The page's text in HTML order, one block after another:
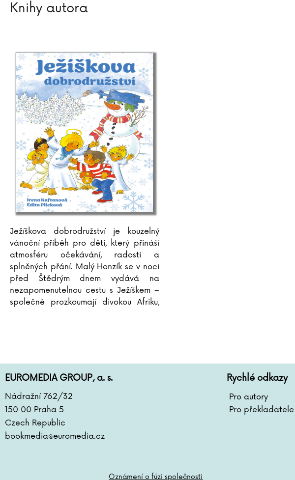
Knihy autora
Ježíškova dobrodružství je kouzelný
vánoční příběh pro děti, který přináší
atmosféru očekávání, radosti a
splněných přání. Malý Honzík se v noci
před Štědrým dnem vydává na
nezapomenutelnou cestu s Ježíškem –
společně prozkoumají divokou Afriku,
EUROMEDIA GROUP, a. s.
Nádražní 762/32
150 00 Praha 5
Czech Republic
bookmedia@euromedia.cz
Oznámení o fúzi společnosti
Rychlé odkazy
Pro autory
Pro překladatele